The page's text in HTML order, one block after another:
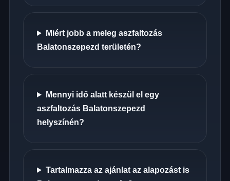
Miért jobb a meleg aszfaltozás
Balatonszepezd területén?
Mennyi idő alatt készül el egy
aszfaltozás Balatonszepezd
helyszínén?
Tartalmazza az ajánlat az alapozást is